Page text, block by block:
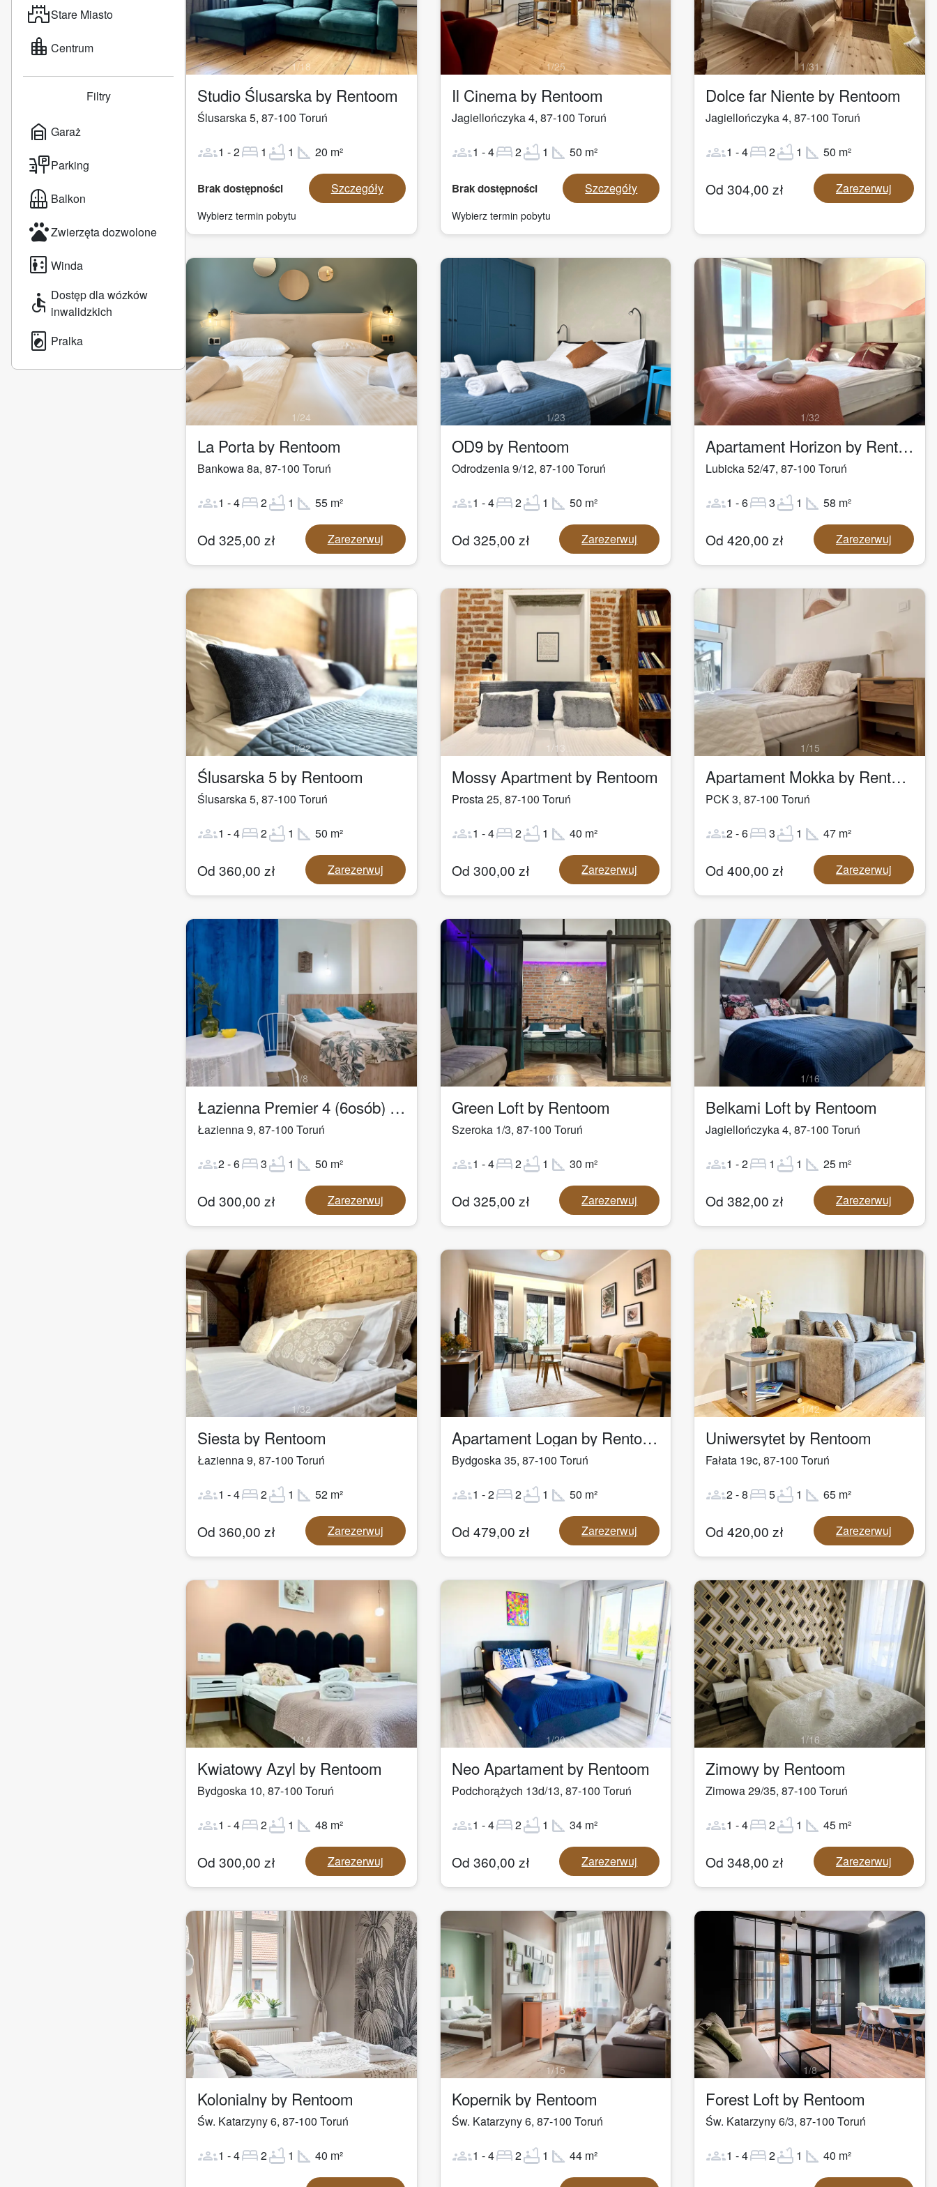
castleStare Miasto
location_city Centrum
Filtry
garage_home Garaż
parking_signParking
balcony Balkon
petsZwierzęta dozwolone
elevator Winda
accessible Dostęp dla wózków
inwalidzkich
local_laundry_service Pralka
1/18
Studio Ślusarska by Rentoom
Ślusarska 5, 87-100 Toruń
groups1 -2bed 1 bathtub 1 square_foot 20 m²
Brak dostępności Szczegóły
Wybierz termin pobytu
1/25
Il Cinema by Rentoom
Jagiellończyka 4, 87-100 Toruń
groups1 -4bed2bathtub 1 square_foot 50 m²
Brak dostępności Szczegóły
Wybierz termin pobytu
1/31
Dolce far Niente by Rentoom
Jagiellończyka 4,87-100 Toruń
groups1 -4bed2bathtub 1 square_foot50 m²
Od 304,00 zł Zarezerwuj
1/24
La Porta by Rentoom
Bankowa 8a, 87-100 Toruń
groups1 -4bed2bathtub 1 square_foot 55 m²
Od 325,00 zł Zarezerwuj
1/23
OD9 by Rentoom
Odrodzenia 9/12, 87-100 Toruń
groups1 -4bed2bathtub 1 square_foot 50 m²
Od 325,00 zł Zarezerwuj
1/32
Apartament Horizon by Rentoom
Lubicka 52/47,87-100 Toruń
groups1 -6bed3bathtub 1 square_foot58 m²
Od 420,00 zł Zarezerwuj
1/22
Ślusarska 5 by Rentoom
Ślusarska 5, 87-100 Toruń
groups1 -4bed2bathtub 1 square_foot 50 m²
Od 360,00 zł Zarezerwuj
1 /13
Mossy Apartment by Rentoom
Prosta 25, 87-100 Toruń
groups1 -4bed2bathtub 1 square_foot 40 m²
Od 300,00 zł Zarezerwuj
1/15
Apartament Mokka by Rentoom
PCK 3,87-100 Toruń
groups2-6bed3bathtub 1 square_foot47 m²
Od 400,00 zł Zarezerwuj
1/8
Łazienna Premier 4 (6osób) by Rentoom
Łazienna 9, 87-100 Toruń
groups2-6bed3bathtub 1 square_foot 50 m²
Od 300,00 zł Zarezerwuj
1/19
Green Loft by Rentoom
Szeroka 1/3, 87-100 Toruń
groups1 -4bed2bathtub 1 square_foot 30 m²
Od 325,00 zł Zarezerwuj
1/16
Belkami Loft by Rentoom
Jagiellończyka 4,87-100 Toruń
groups1 -2bed 1 bathtub 1 square_foot25 m²
Od 382,00 zł Zarezerwuj
1/32
Siesta by Rentoom
Łazienna 9, 87-100 Toruń
groups1 -4bed2bathtub 1 square_foot 52 m²
Od 360,00 zł Zarezerwuj
1/29
Apartament Logan by Rentoom
Bydgoska 35, 87-100 Toruń
groups1 -2bed2bathtub 1 square_foot 50 m²
Od 479,00 zł Zarezerwuj
1/42
Uniwersytet by Rentoom
Fałata 19c,87-100 Toruń
groups2-8bed5bathtub 1 square_foot65 m²
Od 420,00 zł Zarezerwuj
1/14
Kwiatowy Azyl by Rentoom
Bydgoska 10, 87-100 Toruń
groups1 -4bed2bathtub 1 square_foot 48 m²
Od 300,00 zł Zarezerwuj
1/20
Neo Apartament by Rentoom
Podchorążych 13d/13, 87-100 Toruń
groups1 -4bed2bathtub 1 square_foot 34m²
Od 360,00 zł Zarezerwuj
1/16
Zimowy by Rentoom
Zimowa 29/35,87-100 Toruń
groups1 -4bed2bathtub 1 square_foot45 m²
Od 348,00 zł Zarezerwuj
1
Kolonialny by Rentoom
Św. Katarzyny 6, 87-100 Toruń
groups1 -4bed2bathtub 1 square_foot 40 m²
1/15
Kopernik by Rentoom
Św. Katarzyny 6, 87-100 Toruń
groups1 -4bed2bathtub 1 square_foot 44m²
1/8
Forest Loft by Rentoom
Św. Katarzyny 6/3,87-100 Toruń
groups1 -4bed2bathtub 1 square_foot40 m²